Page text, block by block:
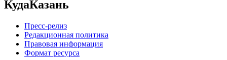
КудаКазань
Пресс-релиз
Редакционная политика
Правовая информация
Формат ресурса